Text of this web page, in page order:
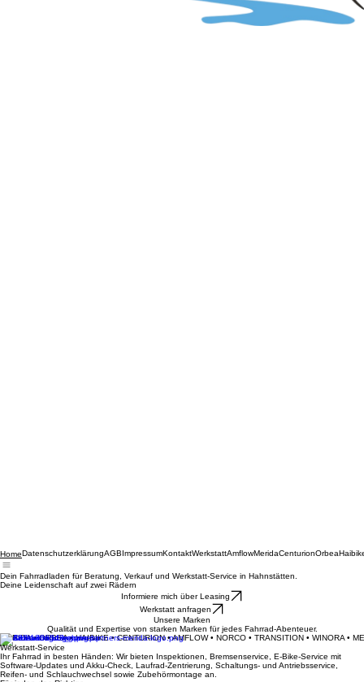
HomeDatenschutzerklärungAGB ImpressumKontaktWerkstattAmflowMeridaCenturion
Dein Fahrradladen für Beratung, Verkauf und Werkstatt-Service in Hahnstätten.
Informiere mich über Leasing
Werkstatt anfragen
Qualität und Expertise von starken Marken für jedes Fahrrad-Abenteuer.
MERIDA • ORBEA • HAIBIKE • CENTURION • AMFLOW • NORCO • TRANSITION • WINORA •
Werkstatt-Service